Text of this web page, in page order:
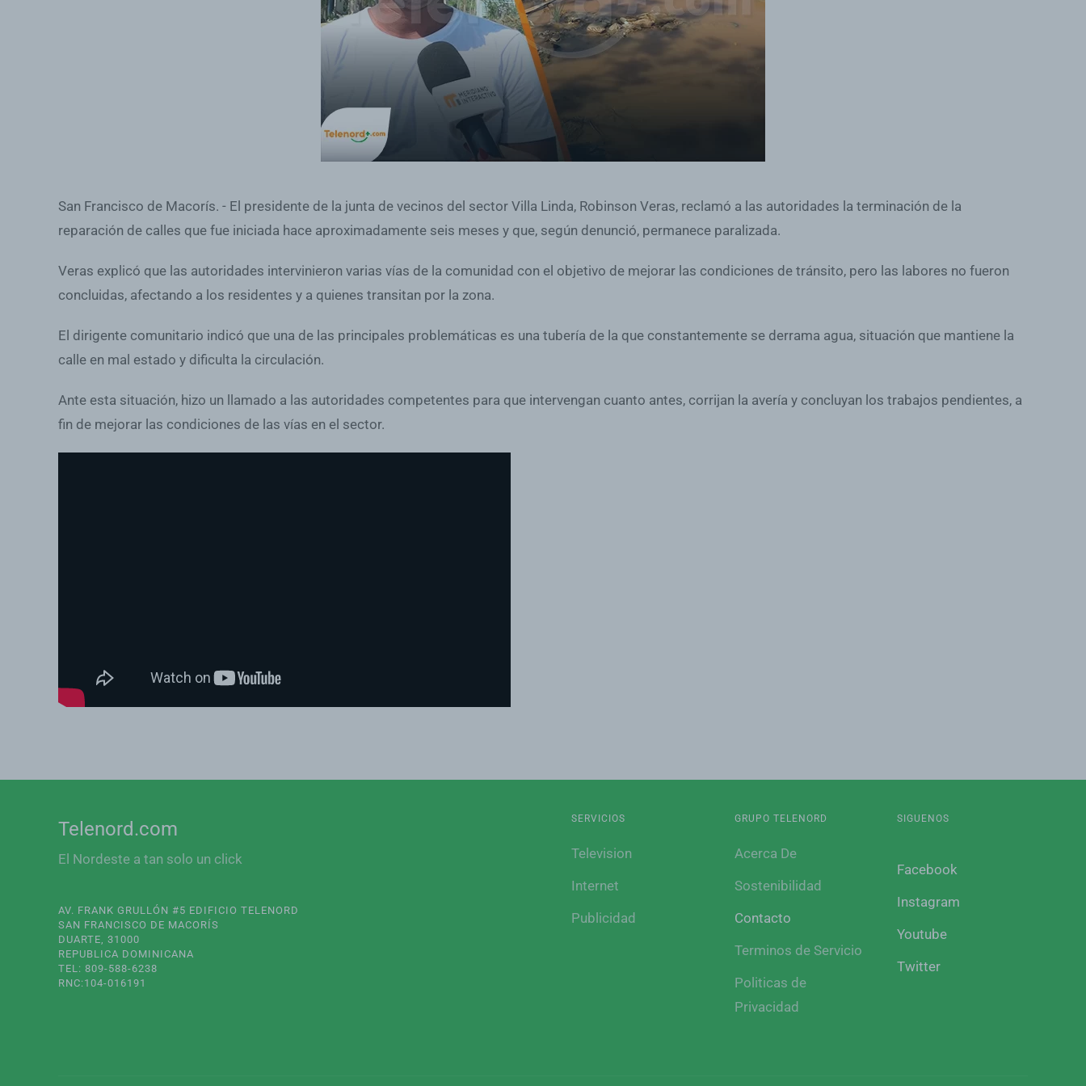
San Francisco de Macorís. - El presidente de la junta de vecinos del sector Villa Linda, Robinson Veras, reclamó a las autoridades la terminación de la
reparación de calles que fue iniciada hace aproximadamente seis meses y que, según denunció, permanece paralizada.
Veras explicó que las autoridades intervinieron varias vías de la comunidad con el objetivo de mejorar las condiciones de tránsito, pero las labores no fueron
concluidas, afectando a los residentes y a quienes transitan por la zona.
El dirigente comunitario indicó que una de las principales problemáticas es una tubería de la que constantemente se derrama agua, situación que mantiene la
calle en mal estado y dificulta la circulación.
Ante esta situación, hizo un llamado a las autoridades competentes para que intervengan cuanto antes, corrijan la avería y concluyan los trabajos pendientes, a
fin de mejorar las condiciones de las vías en el sector.
Telenord.com
El Nordeste a tan solo un click
AV. FRANK GRULLÓN #5 EDIFICIO TELENORD
SAN FRANCISCO DE MACORÍS
DUARTE, 31000
REPUBLICA DOMINICANA
TEL: 809-588-6238
RNC:104-016191
SERVICIOS
Television
Internet
Publicidad
GRUPO TELENORD
Acerca De
Sostenibilidad
Contacto
Terminos de Servicio
Politicas de
Privacidad
SIGUENOS
Facebook
Instagram
Youtube
Twitter